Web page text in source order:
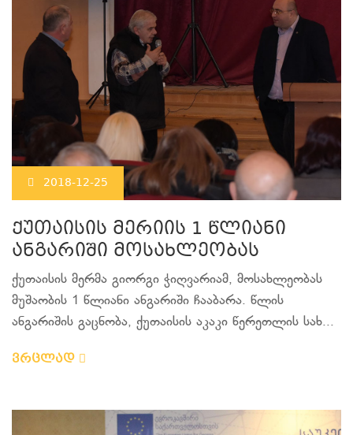
2018-12-25
ქუთაისის მერიის 1 წლიანი
ანგარიში მოსახლეობას
ქუთაისის მერმა გიორგი ჭიღვარიამ, მოსახლეობას
მუშაობის 1 წლიანი ანგარიში ჩააბარა. წლის
ანგარიშის გაცნობა, ქუთაისის აკაკი წერეთლის სახ...
ვრცლად